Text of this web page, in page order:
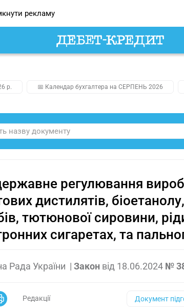
рекламу
р. 📅 Календар бухгалтера на СЕРПЕНЬ 2026
регулювання
дистилятів,
тютюнової сировини,
сигаретах, та
Рада України | Закон від 18.06.2024 №
Редакції Документ